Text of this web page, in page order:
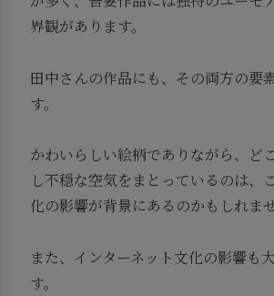
界観があります。
田中さんの作品にも、その両方の要
す。
かわいらしい絵柄でありながら、ど
し不穏な空気をまとっているのは、
化の影響が背景にあるのかもしれませ
また、インターネット文化の影響も
す。